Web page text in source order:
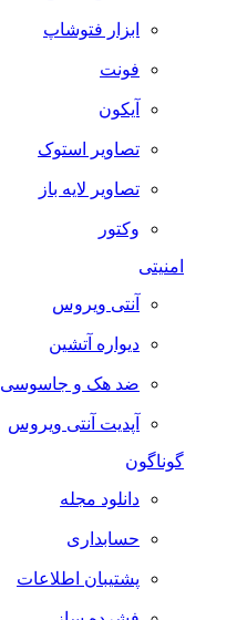
ابزار فتوشاپ
فونت
آیکون
تصاویر استوک
تصاویر لایه باز
وکتور
امنیتی
آنتی ویروس
دیواره آتشین
ضد هک و جاسوسی
آپدیت آنتی ویروس
گوناگون
دانلود مجله
حسابداری
پشتیبان اطلاعات